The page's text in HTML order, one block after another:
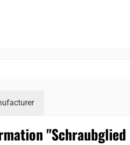
"Schraubglied